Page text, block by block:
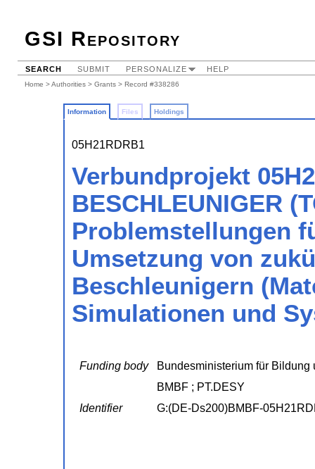
GSI Repository
SEARCH SUBMIT PERSONALIZE HELP
Home >Authorities > Grants > Record #338286
Information Files Holdings
05H21RDRB1
Verbundprojekt
BESCHLEUNIGER
Problemstellungen
Umsetzung von
Beschleunigern
Simulationen und
Funding body
Bundesministerium für
BMBF ; PT.DESY
Identifier
G:(DE-Ds200)BMBF-